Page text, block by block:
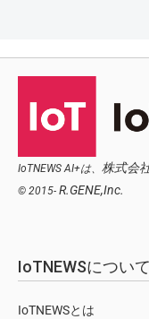
IoTNEWS AI+は、 株式会
© 2015- R.GENE,Inc.
IoTNEWSについて
IoTNEWSとは